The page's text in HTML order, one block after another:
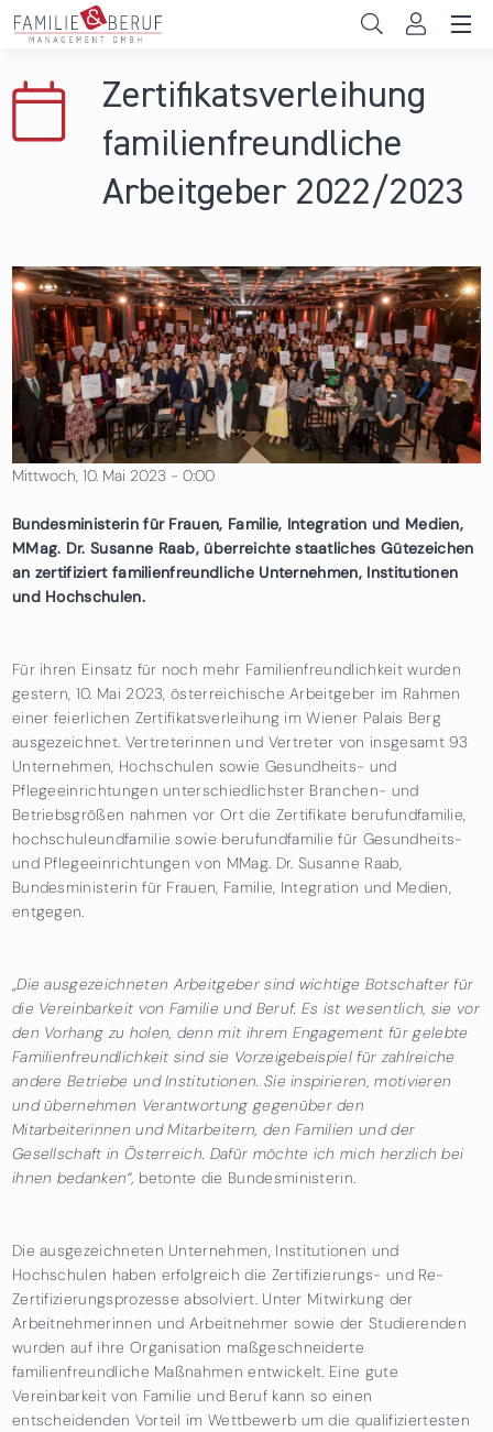
Direkt zum Inhalt
Das sind wir
News & Events
Zertifikatsverleihung
familienfreundliche
Arbeitgeber 2022/2023
Mittwoch, 10. Mai 2023 - 0:00
Bundesministerin für Frauen, Familie, Integration und Medien,
MMag. Dr. Susanne Raab, überreichte staatliches Gütezeichen
an zertifiziert familienfreundliche Unternehmen, Institutionen
und Hochschulen.
Für ihren Einsatz für noch mehr Familienfreundlichkeit wurden
gestern, 10. Mai 2023, österreichische Arbeitgeber im Rahmen
einer feierlichen Zertifikatsverleihung im Wiener Palais Berg
ausgezeichnet. Vertreterinnen und Vertreter von insgesamt 93
Unternehmen, Hochschulen sowie Gesundheits- und
Pflegeeinrichtungen unterschiedlichster Branchen- und
Betriebsgrößen nahmen vor Ort die Zertifikate berufundfamilie,
hochschuleundfamilie sowie berufundfamilie für Gesundheits-
und Pflegeeinrichtungen von MMag. Dr. Susanne Raab,
Bundesministerin für Frauen, Familie, Integration und Medien,
entgegen.
„Die ausgezeichneten Arbeitgeber sind wichtige Botschafter für
die Vereinbarkeit von Familie und Beruf. Es ist wesentlich, sie vor
den Vorhang zu holen, denn mit ihrem Engagement für gelebte
Familienfreundlichkeit sind sie Vorzeigebeispiel für zahlreiche
andere Betriebe und Institutionen. Sie inspirieren, motivieren
und übernehmen Verantwortung gegenüber den
Mitarbeiterinnen und Mitarbeitern, den Familien und der
Gesellschaft in Österreich. Dafür möchte ich mich herzlich bei
ihnen bedanken“, betonte die Bundesministerin.
Die ausgezeichneten Unternehmen, Institutionen und
Hochschulen haben erfolgreich die Zertifizierungs- und Re-
Zertifizierungsprozesse absolviert. Unter Mitwirkung der
Arbeitnehmerinnen und Arbeitnehmer sowie der Studierenden
wurden auf ihre Organisation maßgeschneiderte
familienfreundliche Maßnahmen entwickelt. Eine gute
Vereinbarkeit von Familie und Beruf kann so einen
entscheidenden Vorteil im Wettbewerb um die qualifiziertesten